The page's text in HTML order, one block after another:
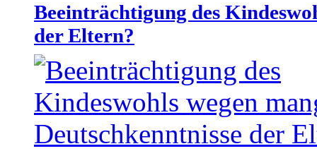
Beeinträchtigung des
der Eltern?